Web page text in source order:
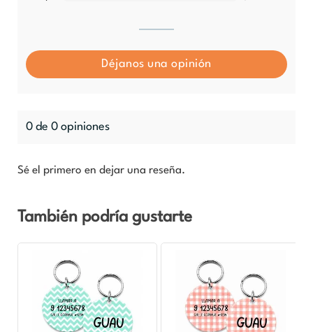
Déjanos una opinión
0 de 0 opiniones
Sé el primero en dejar una reseña.
También podría gustarte